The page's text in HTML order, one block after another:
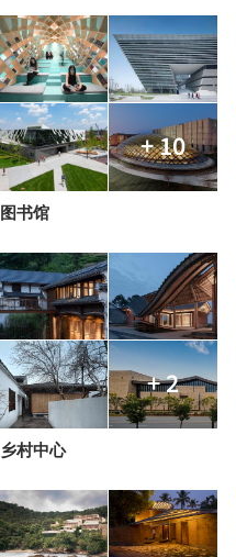
+ 10
图书馆
+ 2
乡村中心